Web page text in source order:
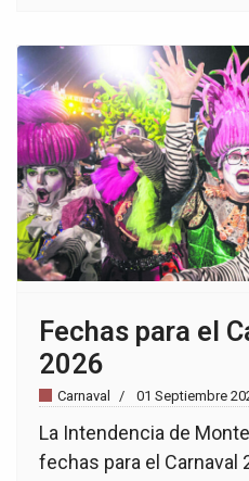
Fechas para el
2026
Carnaval 01 Septiembre
La Intendencia de
fechas para el Carnaval